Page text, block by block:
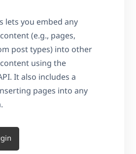
lets you embed any
(e.g., pages,
post types) into other
using the
It also includes a
pages into any